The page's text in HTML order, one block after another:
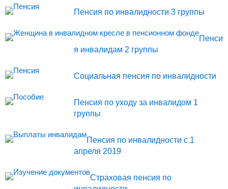
Пенсия по инвалидности 3 группы
Пенси
я инвалидам 2 группы
Социальная пенсия по инвалидности
Пенсия по уходу за инвалидом 1
группы
Пенсия по инвалидности с 1
апреля 2019
Страховая пенсия по